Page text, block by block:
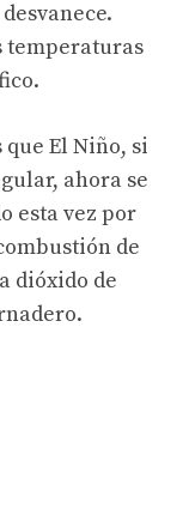
temperaturas
El Niño, si
ahora se
esta vez por
de
dióxido de